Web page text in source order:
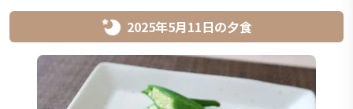
2025年5月11日の夕食